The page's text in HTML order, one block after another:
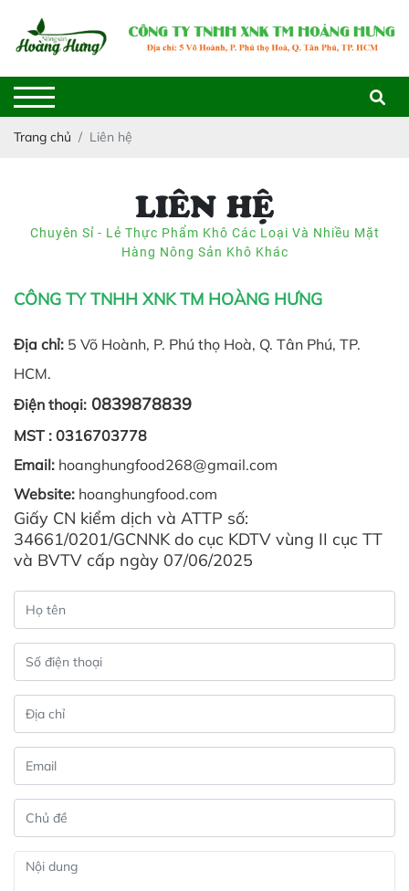
Trang chủ Liên hệ
LIÊN HỆ
Chuyên Sỉ - Lẻ Thực Phẩm Khô Các Loại Và Nhiều Mặt
Hàng Nông Sản Khô Khác
CÔNG TY TNHH XNK TM HOÀNG HƯNG
Địa chỉ: 5 Võ Hoành, P. Phú thọ Hoà, Q. Tân Phú, TP.
HCM.
Điện thoại: 0839878839
MST : 0316703778
Email: hoanghungfood268@gmail.com
Website: hoanghungfood.com
Giấy CN kiểm dịch và ATTP số:
34661/0201/GCNNK do cục KDTV vùng II cục TT
và BVTV cấp ngày 07/06/2025